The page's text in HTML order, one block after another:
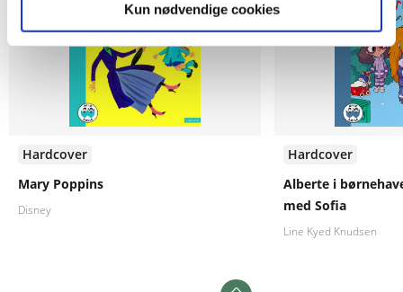
Kun nødvendige cookies
Hardcover
Mary Poppins
Disney
Hardcover
Alberte i
med Sofia
Line Kyed Knudsen